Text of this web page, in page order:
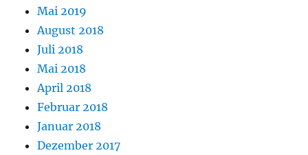
Mai 2019
August 2018
Juli 2018
Mai 2018
April 2018
Februar 2018
Januar 2018
Dezember 2017